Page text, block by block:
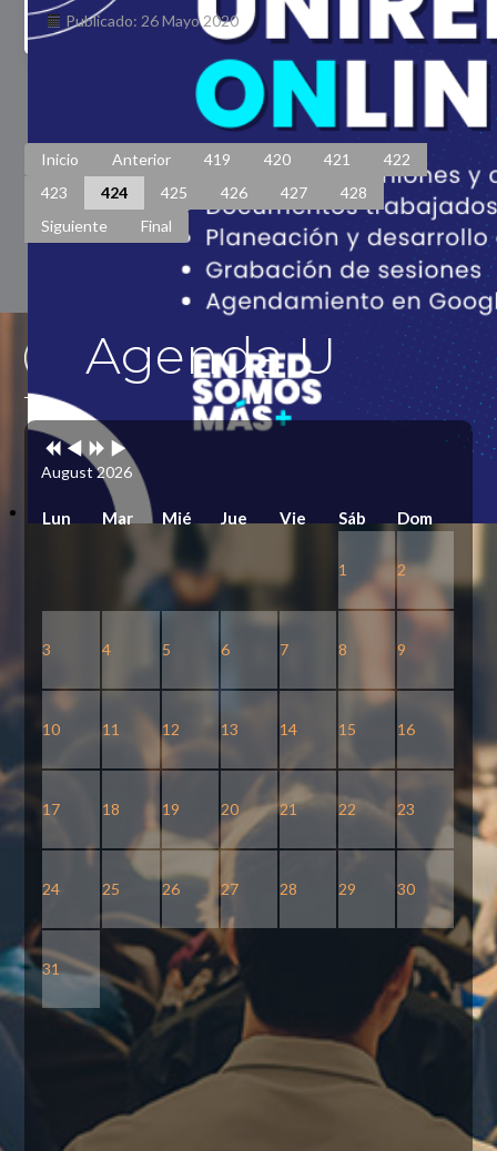
Publicado: 26 Mayo 2020
Página 424 de 448
Inicio
Anterior 419 420 421
422
423
424 425 426 427
428
Siguiente
Final
Agenda U
Previous
Year
Previous
Month
Next
Year
Next
Month
August 2026
Lun Mar Mié Jue Vie Sáb Dom
1 2
3 4 5 6 7 8 9
10 11 12 13 14 15 16
17 18 19 20 21 22 23
24 25 26 27 28 29 30
31